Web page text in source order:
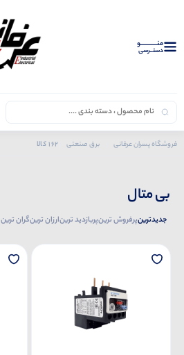
منــــــــــــو
دستــرسی
فروشگاه پسران عرفانی برق صنعتی محصولات هیوندای162 کالا
بی متال
جدیدترینپرفروش ترینپربازدید ترینارزان ترینگران ترین